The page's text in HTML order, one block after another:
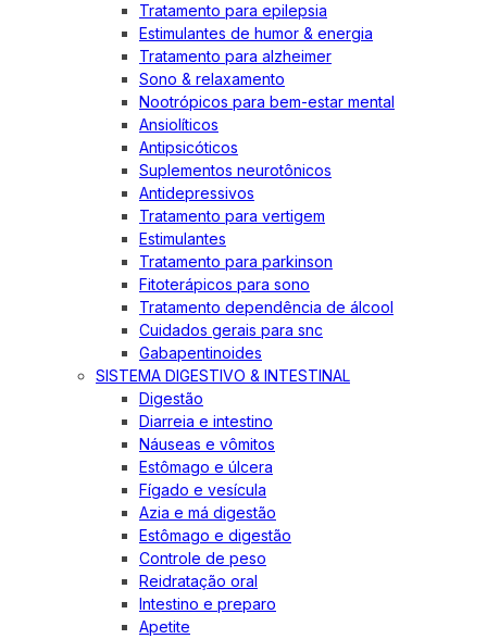
Tratamento para epilepsia
Estimulantes de humor & energia
Tratamento para alzheimer
Sono & relaxamento
Nootrópicos para bem-estar mental
Ansiolíticos
Antipsicóticos
Suplementos neurotônicos
Antidepressivos
Tratamento para vertigem
Estimulantes
Tratamento para parkinson
Fitoterápicos para sono
Tratamento dependência de álcool
Cuidados gerais para snc
Gabapentinoides
SISTEMA DIGESTIVO & INTESTINAL
Digestão
Diarreia e intestino
Náuseas e vômitos
Estômago e úlcera
Fígado e vesícula
Azia e má digestão
Estômago e digestão
Controle de peso
Reidratação oral
Intestino e preparo
Apetite